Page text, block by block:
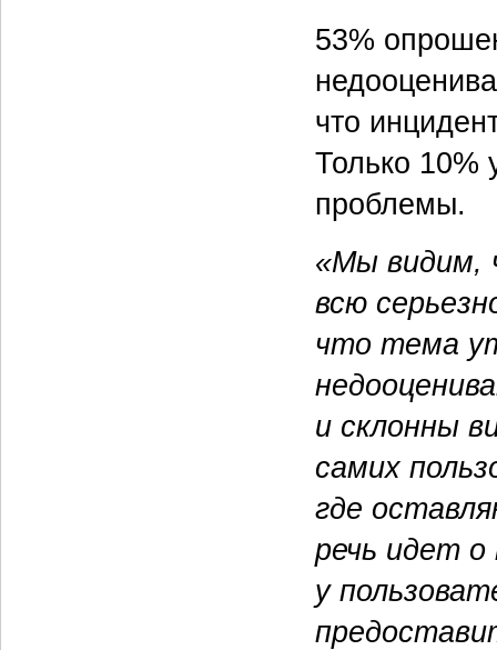
53%
что
Только 10%
проблемы.
«Мы видим,
всю
что тема
и склонны
самих
где
речь идет о
у